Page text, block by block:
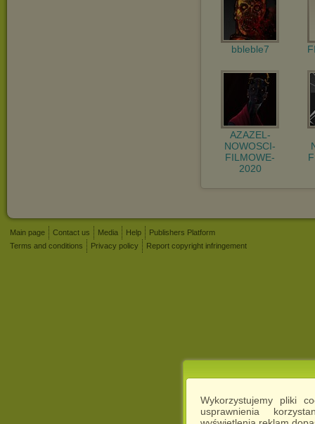
Wykorzystujemy pliki
usprawnienia
bbleble7
AZAZEL-
NOWOSCI-
FILMOWE-
2020
Main page Contact us Media Help
Publishers Platform
Terms and conditions
Privacy policy Report copyright infringement